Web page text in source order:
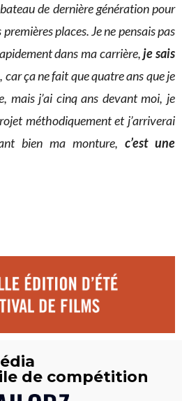
de dernière génération pour
places. Je ne pensais pas
dans ma carrière,je sais
, car ça ne fait que quatre ans que je
mais j’ai cinq ans devant moi, je
méthodiquement et j’arriverai
bien ma monture, c’est une
de compétition